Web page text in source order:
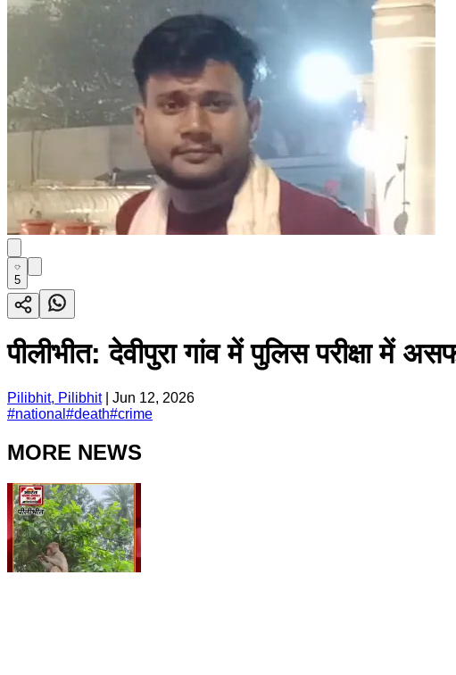
5
पीलीभीत: देवीपुरा गांव में पुलिस परीक्षा
Pilibhit, Pilibhit| Jun 12, 2026
#national #death#crime
MORE NEWS